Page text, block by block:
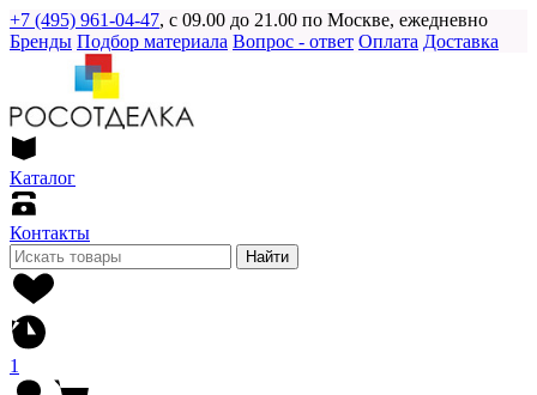
+7 (495) 961-04-47, с 09.00 до 21.00 по Москве, ежедневно
Бренды Подбор материала Вопрос - ответ Оплата Доставка
Каталог
Контакты
Найти
1